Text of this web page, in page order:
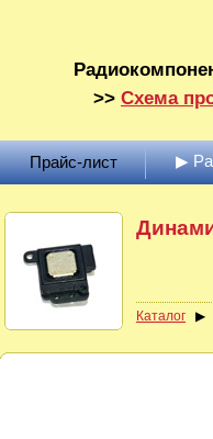
>> Схема
Прайс-лист ▶
Каталог